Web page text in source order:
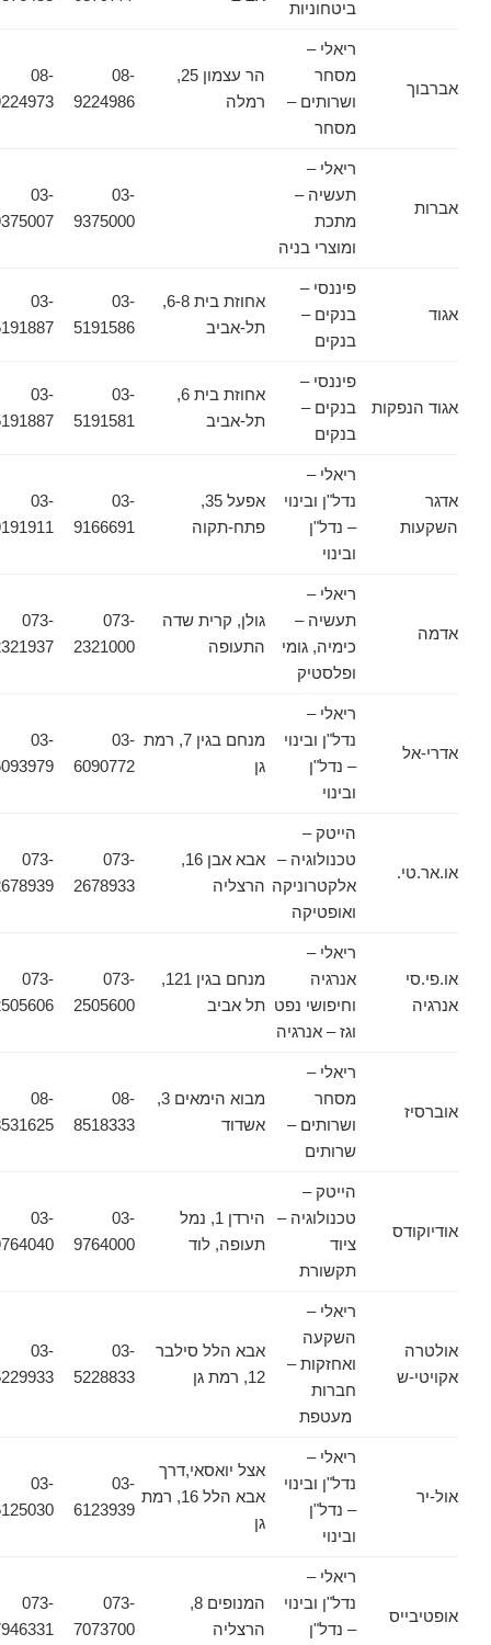
ביטחוניות
אברבוך
ריאלי –
מסחר
ושרותים –
מסחר
הר עצמון 25,
רמלה
08-
9224986
08-
9224973
אברות
ריאלי –
תעשיה –
מתכת
ומוצרי בניה
03-
9375000
03-
9375007
אגוד
פיננסי –
בנקים –
בנקים
אחוזת בית 6-8,
תל-אביב
03-
5191586
03-
5191887
אגוד הנפקות
פיננסי –
בנקים –
בנקים
אחוזת בית 6,
תל-אביב
03-
5191581
03-
5191887
אדגר
השקעות
ריאלי –
נדל"ן ובינוי
– נדל"ן
ובינוי
אפעל 35,
פתח-תקוה
03-
9166691
03-
9191911
אדמה
ריאלי –
תעשיה –
כימיה, גומי
ופלסטיק
גולן, קרית שדה
התעופה
073-
2321000
073-
2321937
אדרי-אל
ריאלי –
נדל"ן ובינוי
– נדל"ן
ובינוי
מנחם בגין 7, רמת 03-
6090772
03-
6093979
או.אר.טי.
הייטק –
טכנולוגיה –
אלקטרוניקה
ואופטיקה
אבא אבן 16,
הרצליה
073-
2678933
073-
2678939
או.פי.סי
אנרגיה
ריאלי –
אנרגיה
וחיפושי נפט
וגז – אנרגיה
מנחם בגין 121,
תל אביב
073-
2505600
073-
2505606
אוברסיז
ריאלי –
מסחר
ושרותים –
שרותים
מבוא הימאים 3,
אשדוד
08-
8518333
08-
8531625
אודיוקודס
הייטק –
טכנולוגיה –
ציוד
תקשורת
הירדן 1, נמל
תעופה, לוד
03-
9764000
03-
9764040
אולטרה
אקויטי-ש
ריאלי –
השקעה
ואחזקות –
חברות
מעטפת
אבא הלל סילבר
12, רמת גן
03-
5228833
03-
5229933
אול-יר
ריאלי –
נדל"ן ובינוי
– נדל"ן
ובינוי
אצל יואסאי,דרך
אבא הלל 16, רמת
03-
6123939
03-
6125030
אופטיבייס
ריאלי –
נדל"ן ובינוי
– נדל"ן
המנופים 8,
הרצליה
073-
7073700
073-
7946331